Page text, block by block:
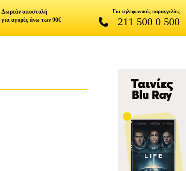
Δωρεάν αποστολή
για αγορές άνω των 90€
Για τηλεφωνικές παραγγελίες
211 500 0 500